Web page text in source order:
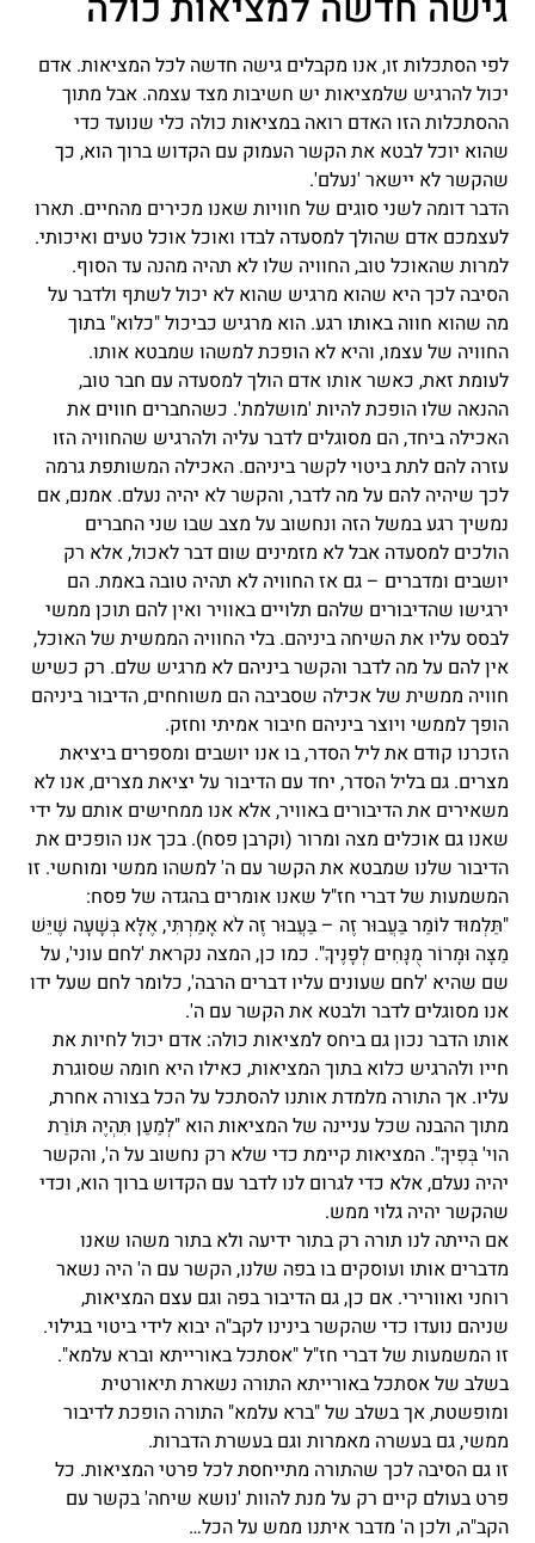
לפי הסתכלות זו, אנו מקבלים גישה חדשה לכל המציאות. אדם
יכול להרגיש שלמציאות יש חשיבות מצד עצמה. אבל מתוך
ההסתכלות הזו האדם רואה במציאות כולה כלי שנועד כדי
שהוא יוכל לבטא את הקשר העמוק עם הקדוש ברוך הוא, כך
שהקשר לא יישאר 'נעלם'.
הדבר דומה לשני סוגים של חוויות שאנו מכירים מהחיים. תארו
לעצמכם אדם שהולך למסעדה לבדו ואוכל אוכל טעים ואיכותי.
למרות שהאוכל טוב, החוויה שלו לא תהיה מהנה עד הסוף.
הסיבה לכך היא שהוא מרגיש שהוא לא יכול לשתף ולדבר על
מה שהוא חווה באותו רגע. הוא מרגיש כביכול "כלוא" בתוך
החוויה של עצמו, והיא לא הופכת למשהו שמבטא אותו.
לעומת זאת, כאשר אותו אדם הולך למסעדה עם חבר טוב,
ההנאה שלו הופכת להיות 'מושלמת'. כשהחברים חווים את
האכילה ביחד, הם מסוגלים לדבר עליה ולהרגיש שהחוויה הזו
עזרה להם לתת ביטוי לקשר ביניהם. האכילה המשותפת גרמה
לכך שיהיה להם על מה לדבר, והקשר לא יהיה נעלם. אמנם, אם
נמשיך רגע במשל הזה ונחשוב על מצב שבו שני החברים
הולכים למסעדה אבל לא מזמינים שום דבר לאכול, אלא רק
יושבים ומדברים – גם אז החוויה לא תהיה טובה באמת. הם
ירגישו שהדיבורים שלהם תלויים באוויר ואין להם תוכן ממשי
לבסס עליו את השיחה ביניהם. בלי החוויה הממשית של האוכל,
אין להם על מה לדבר והקשר ביניהם לא מרגיש שלם. רק כשיש
חוויה ממשית של אכילה שסביבה הם משוחחים, הדיבור ביניהם
הופך לממשי ויוצר ביניהם חיבור אמיתי וחזק.
הזכרנו קודם את ליל הסדר, בו אנו יושבים ומספרים ביציאת
מצרים. גם בליל הסדר, יחד עם הדיבור על יציאת מצרים, אנו לא
משאירים את הדיבורים באוויר, אלא אנו ממחישים אותם על ידי
שאנו גם אוכלים מצה ומרור (וקרבן פסח). בכך אנו הופכים את
הדיבור שלנו שמבטא את הקשר עם ה' למשהו ממשי ומוחשי. זו
המשמעות של דברי חז"ל שאנו אומרים בהגדה של פסח:
"תַּלְמוּד לוֹמַר בַּעֲבוּר זֶה – בַּעֲבוּר זֶה לֹא אָמַרְתִּי, אֶלָּא בְּשָׁעָה שֶׁיֵּשׁ
מַצָּה וּמָרוֹר מֻנָּחִים לְפָנֶיךָ". כמו כן, המצה נקראת 'לחם עוני', על
שם שהיא 'לחם שעונים עליו דברים הרבה', כלומר לחם שעל ידו
אנו מסוגלים לדבר ולבטא את הקשר עם ה'.
אותו הדבר נכון גם ביחס למציאות כולה: אדם יכול לחיות את
חייו ולהרגיש כלוא בתוך המציאות, כאילו היא חומה שסוגרת
עליו. אך התורה מלמדת אותנו להסתכל על הכל בצורה אחרת,
מתוך ההבנה שכל עניינה של המציאות הוא "לְמַעַן תִּהְיֶה תּוֹרַת
הוי' בְּפִיךָ". המציאות קיימת כדי שלא רק נחשוב על ה', והקשר
יהיה נעלם, אלא כדי לגרום לנו לדבר עם הקדוש ברוך הוא, וכדי
שהקשר יהיה גלוי ממש.
אם הייתה לנו תורה רק בתור ידיעה ולא בתור משהו שאנו
מדברים אותו ועוסקים בו בפה שלנו, הקשר עם ה' היה נשאר
רוחני ואוורירי. אם כן, גם הדיבור בפה וגם עצם המציאות,
שניהם נועדו כדי שהקשר בינינו לקב"ה יבוא לידי ביטוי בגילוי.
זו המשמעות של דברי חז"ל "אסתכל באורייתא וברא עלמא".
בשלב של אסתכל באורייתא התורה נשארת תיאורטית
ומופשטת, אך בשלב של "ברא עלמא" התורה הופכת לדיבור
ממשי, גם בעשרה מאמרות וגם בעשרת הדברות.
זו גם הסיבה לכך שהתורה מתייחסת לכל פרטי המציאות. כל
פרט בעולם קיים רק על מנת להוות 'נושא שיחה' בקשר עם
הקב"ה, ולכן ה' מדבר איתנו ממש על הכל…